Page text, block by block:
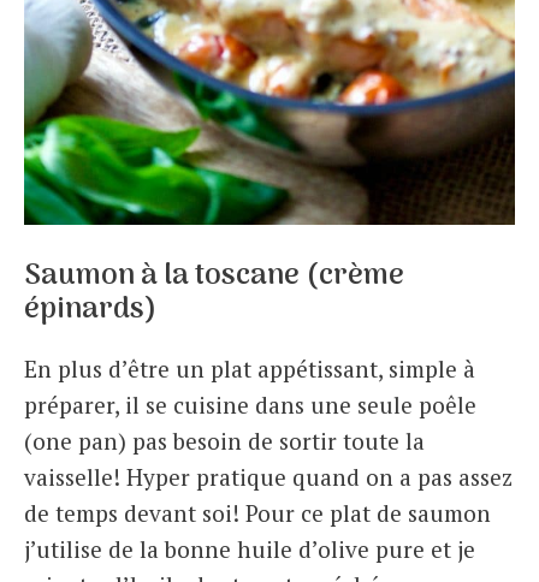
Saumon à la toscane (crème
épinards)
En plus d’être un plat appétissant, simple à
préparer, il se cuisine dans une seule poêle
(one pan) pas besoin de sortir toute la
vaisselle! Hyper pratique quand on a pas assez
de temps devant soi! Pour ce plat de saumon
j’utilise de la bonne huile d’olive pure et je